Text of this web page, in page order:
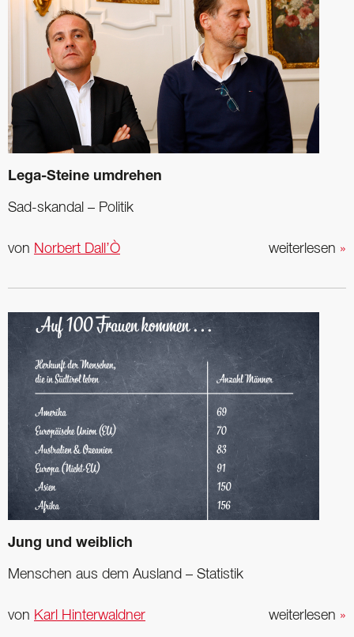
Lega-Steine umdrehen
Sad-skandal – Politik
weiterlesen »
von Norbert Dall’Ò
Jung und weiblich
Menschen aus dem Ausland – Statistik
weiterlesen »
von Karl Hinterwaldner